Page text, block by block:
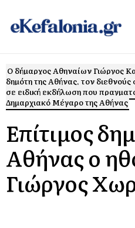
Ο δήμαρχος Αθηναίων Γιώργος
δημότη της Αθήνας, τον
σε ειδική εκδήλωση που
Δημαρχιακό Μέγαρο της Αθήνας
Επίτιμος
Αθήνας ο
Γιώργος